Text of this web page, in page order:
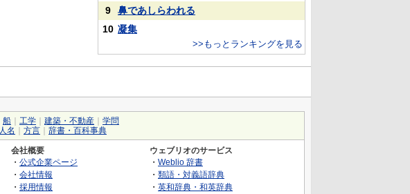
9
鼻であしらわれる
10 凝集
>>もっとランキングを見る
船 工学 建築・不動産
学問
人名 方言 辞書・百科事典
会社概要
・ 公式企業ページ
・ 会社情報
・ 採用情報
ウェブリオのサービス
・ Weblio 辞書
・ 類語・対義語辞典
・ 英和辞典・和英辞典